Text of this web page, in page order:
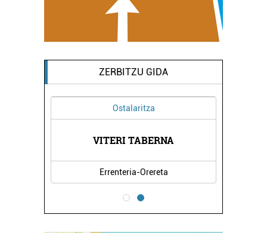
zure baimena Cookieen adierazpenean.
Webgune honek cookie propioak eta hirugarrenen cookie-
erabiltzeko baimen esplizitua ematen diguzu.Gehiago
ZERBITZU GIDA
Ostalaritza
VITERI TABERNA
Errenteria-Orereta